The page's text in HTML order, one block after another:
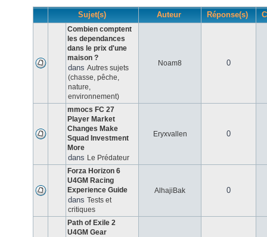
Sujet(s) Auteur Réponse(s)
Combien comptent
les dependances
dans le prix d'une
maison ?
dans Autres sujets
(chasse, pêche,
nature,
environnement)
Noam8 0
mmocs FC 27
Player Market
Changes Make
Squad Investment
More
dans Le Prédateur
Eryxvallen 0
Forza Horizon 6
U4GM Racing
Experience Guide
dans Tests et
critiques
AlhajiBak 0
Path of Exile 2
U4GM Gear